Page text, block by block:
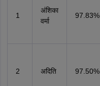
1
अंशिका
वर्मा
97.83%
2 अदिति 97.50%